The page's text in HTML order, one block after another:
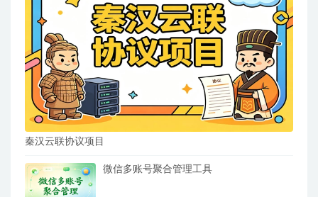
秦汉云联协议项目
微信多账号聚合管理工具